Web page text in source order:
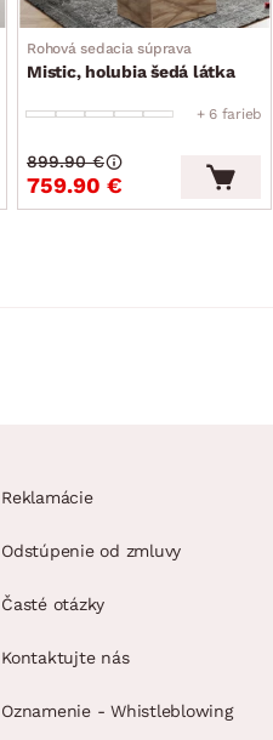
Rohová sedacia súprava
Mistic, holubia šedá látka
+ 6 farieb
759.90 €
899.90 €
Reklamácie
Odstúpenie od zmluvy
Časté otázky
Kontaktujte nás
Oznamenie - Whistleblowing